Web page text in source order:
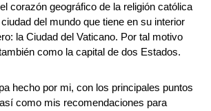
corazón geográfico de la religión católica
del mundo que tiene en su interior
la Ciudad del Vaticano. Por tal motivo
como la capital de dos Estados.
hecho por mi, con los principales puntos
como mis recomendaciones para